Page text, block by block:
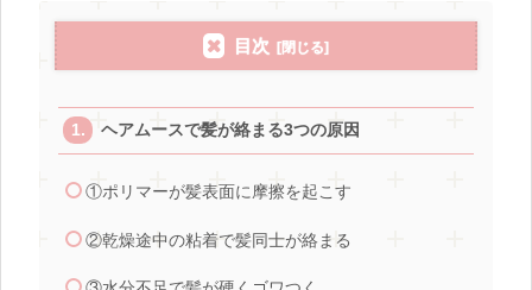
目次
ヘアムースで髪が絡まる3つの原因
①ポリマーが髪表面に摩擦を起こす
②乾燥途中の粘着で髪同士が絡まる